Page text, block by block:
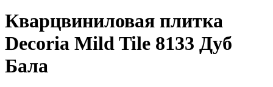
Кварцвиниловая плитка
Decoria Mild Tile 8133 Дуб
Бала